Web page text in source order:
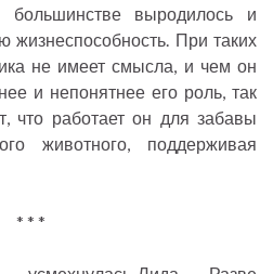
большинстве выродилось и
жизнеспособность. При таких
не имеет смысла, и чем он
и непонятнее его роль, так
что работает он для забавы
животного, поддерживая
* * *